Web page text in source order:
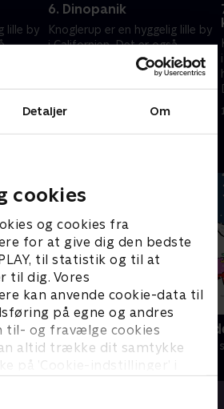
Detaljer Om
cookies
og cookies fra
for at give dig den bedste
til statistik og til at
til dig. Vores
kan anvende cookie-data til
på egne og andres
til- og fravælge cookies
altid trække dit samtykke
på ’Cookie-indstillinger’ i
lille by
6. Dinopanik
Knoglerup er en hyggelig lille by
i Californien. Det er også
hjemsted for dinosauren
Denver, der bor sammen med
sin “menneskebror” Valde.
Miniteve:
Børneserier • 1